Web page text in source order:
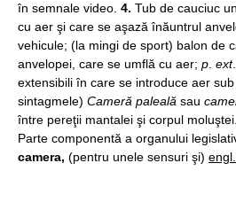
în semnale video. 4. Tub de cauciuc
cu aer şi care se aşază înăuntrul
vehicule; (la mingi de sport) balon de
anvelopei, care se umflă cu aer; p ext
extensibili în care se introduce aer sub
sintagmele) Cameră paleală sau
între pereţii mantalei şi corpul moluştei.
Parte componentă a organului
camera, (pentru unele sensuri şi) engl.